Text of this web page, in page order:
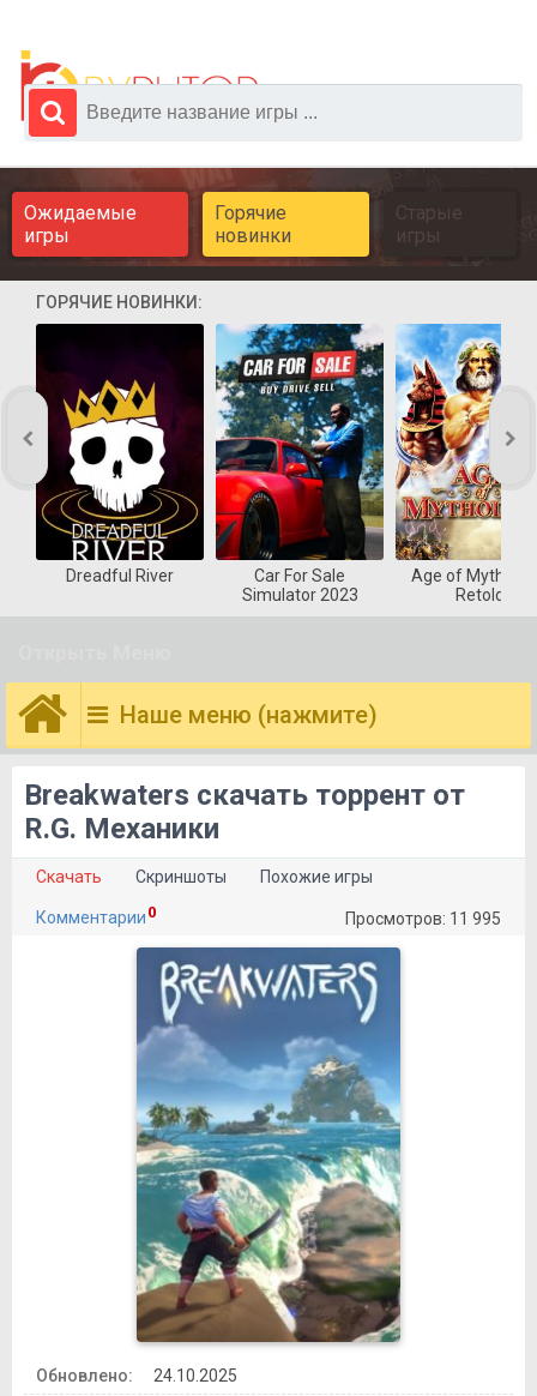
Ожидаемые
игры
Горячие
новинки
Старые
игры
ГОРЯЧИЕ НОВИНКИ:
Dreadful River
Car For Sale
Simulator 2023
Age of
Retold
Наше меню (нажмите)
Breakwaters скачать торрент от
R.G. Механики
Скачать Скриншоты Похожие игры
Комментарии 0 Просмотров: 11 995
Обновлено:
24.10.2025